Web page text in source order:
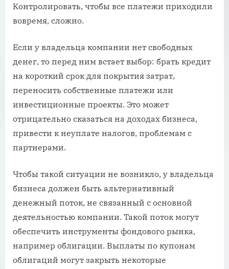
Контролировать, чтобы все платежи приходили
вовремя, сложно.
Если у владельца компании нет свободных
денег, то перед ним встает выбор: брать кредит
на короткий срок для покрытия затрат,
переносить собственные платежи или
инвестиционные проекты. Это может
отрицательно сказаться на доходах бизнеса,
привести к неуплате налогов, проблемам с
партнерами.
Чтобы такой ситуации не возникло, у владельца
бизнеса должен быть альтернативный
денежный поток, не связанный с основной
деятельностью компании. Такой поток могут
обеспечить инструменты фондового рынка,
например облигации. Выплаты по купонам
облигаций могут закрыть некоторые